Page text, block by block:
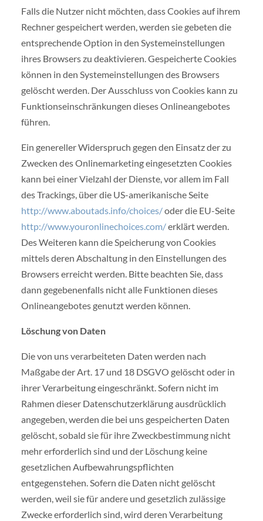
Falls die Nutzer nicht möchten, dass Cookies auf ihrem
Rechner gespeichert werden, werden sie gebeten die
entsprechende Option in den Systemeinstellungen
ihres Browsers zu deaktivieren. Gespeicherte Cookies
können in den Systemeinstellungen des Browsers
gelöscht werden. Der Ausschluss von Cookies kann zu
Funktionseinschränkungen dieses Onlineangebotes
führen.
Ein genereller Widerspruch gegen den Einsatz der zu
Zwecken des Onlinemarketing eingesetzten Cookies
kann bei einer Vielzahl der Dienste, vor allem im Fall
des Trackings, über die US-amerikanische Seite
http://www.aboutads.info/choices/oder die EU-Seite
http://www.youronlinechoices.com/erklärt werden.
Des Weiteren kann die Speicherung von Cookies
mittels deren Abschaltung in den Einstellungen des
Browsers erreicht werden. Bitte beachten Sie, dass
dann gegebenenfalls nicht alle Funktionen dieses
Onlineangebotes genutzt werden können.
Löschung von Daten
Die von uns verarbeiteten Daten werden nach
Maßgabe der Art. 17 und 18 DSGVO gelöscht oder in
ihrer Verarbeitung eingeschränkt. Sofern nicht im
Rahmen dieser Datenschutzerklärung ausdrücklich
angegeben, werden die bei uns gespeicherten Daten
gelöscht, sobald sie für ihre Zweckbestimmung nicht
mehr erforderlich sind und der Löschung keine
gesetzlichen Aufbewahrungspflichten
entgegenstehen. Sofern die Daten nicht gelöscht
werden, weil sie für andere und gesetzlich zulässige
Zwecke erforderlich sind, wird deren Verarbeitung